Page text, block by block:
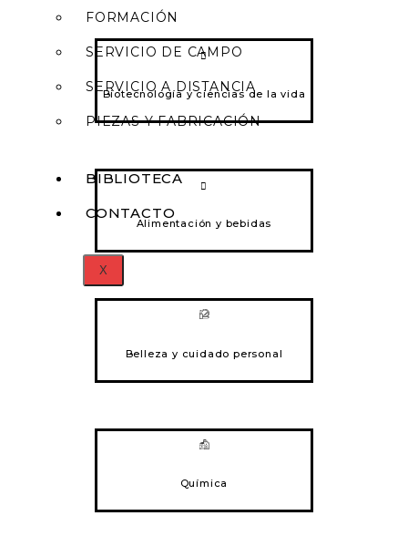
FORMACIÓN
SERVICIO DE CAMPO
SERVICIO A DISTANCIA
PIEZAS Y FABRICACIÓN
BIBLIOTECA
CONTACTO
X
Biotecnología y ciencias de la vida
Alimentación y bebidas
Belleza y cuidado personal
Química